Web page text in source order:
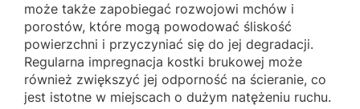
może także zapobiegać rozwojowi mchów i
porostów, które mogą powodować śliskość
powierzchni i przyczyniać się do jej degradacji.
Regularna impregnacja kostki brukowej może
również zwiększyć jej odporność na ścieranie, co
jest istotne w miejscach o dużym natężeniu ruchu.